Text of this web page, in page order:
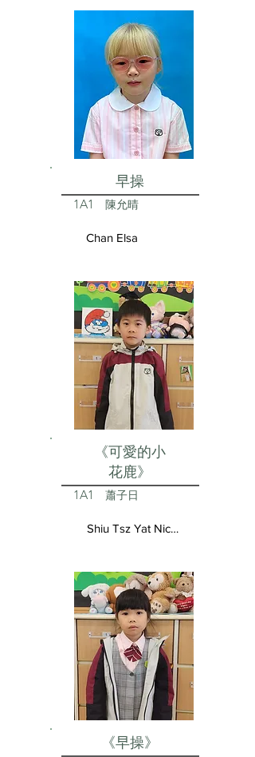
早操
1A1 陳允晴
Chan Elsa
《可愛的小
花鹿》
1A1 蕭子日
Shiu Tsz Yat Nicolas
《早操》